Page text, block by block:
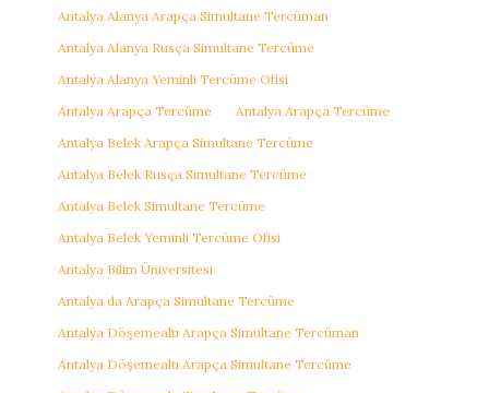
Antalya Alanya Arapça Simultane Tercüman
Antalya Alanya Rusça Simultane Tercüme
Antalya Alanya Yeminli Tercüme Ofisi
Antalya Arapça Tercüme
Antalya Arapça Tercüme
Antalya Belek Arapça Simultane Tercüme
Antalya Belek Rusça Simultane Tercüme
Antalya Belek Simultane Tercüme
Antalya Belek Yeminli Tercüme Ofisi
Antalya Bilim Üniversitesi
Antalya da Arapça Simultane Tercüme
Antalya Döşemealtı Arapça Simultane Tercüman
Antalya Döşemealtı Arapça Simultane Tercüme